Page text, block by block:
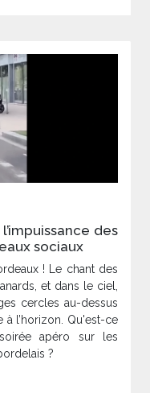
des
sociaux
! Le chant des
et dans le ciel,
cercles au-dessus
à l’horizon. Qu'est-ce
apéro sur les
?